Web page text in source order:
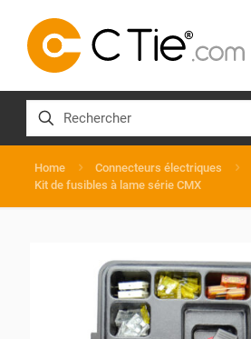
Home
Connecteurs électriques
Kit de fusibles à lame série CMX